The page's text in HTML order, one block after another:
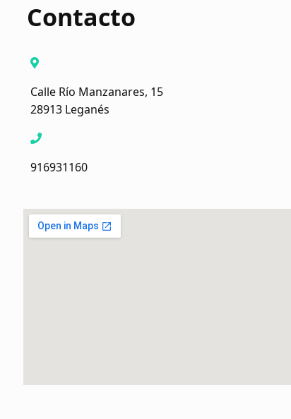
Contacto
Calle Río Manzanares, 15
28913 Leganés
916931160